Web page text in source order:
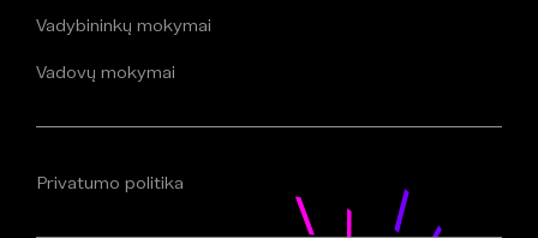
Vadybininkų mokymai
Vadovų mokymai
Privatumo politika